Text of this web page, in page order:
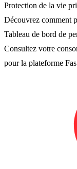
Protection de la vie
Découvrez comment
Tableau de bord de
Consultez votre
pour la plateforme